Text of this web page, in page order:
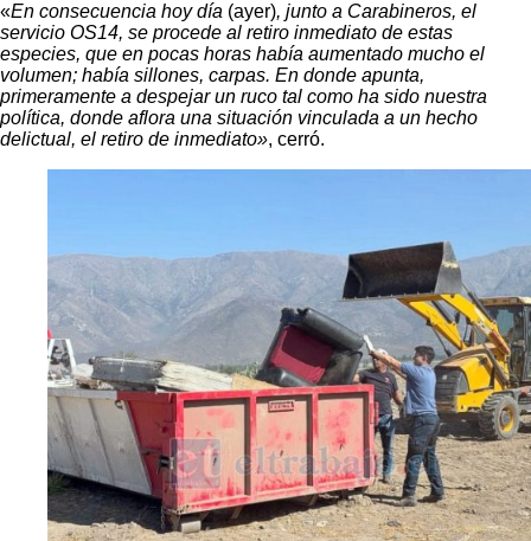
«En consecuencia hoy día (ayer), junto a Carabineros, el
servicio OS14, se procede al retiro inmediato de estas
especies, que en pocas horas había aumentado mucho el
volumen; había sillones, carpas. En donde apunta,
primeramente a despejar un ruco tal como ha sido nuestra
política, donde aflora una situación vinculada a un hecho
delictual, el retiro de inmediato», cerró.